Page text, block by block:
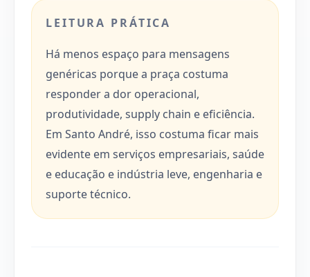
LEITURA PRÁTICA
Há menos espaço para mensagens
genéricas porque a praça costuma
responder a dor operacional,
produtividade, supply chain e eficiência.
Em Santo André, isso costuma ficar mais
evidente em serviços empresariais, saúde
e educação e indústria leve, engenharia e
suporte técnico.